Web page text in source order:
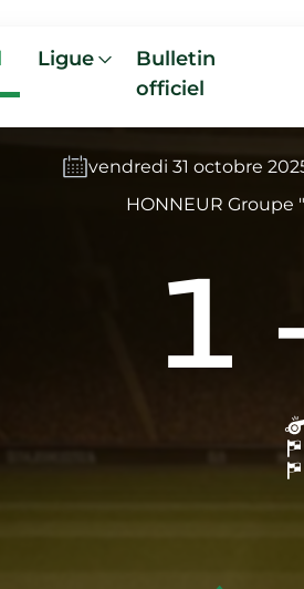
Ligue
Bulletin
officiel
vendredi 31 octobre
HONNEUR Groupe
1